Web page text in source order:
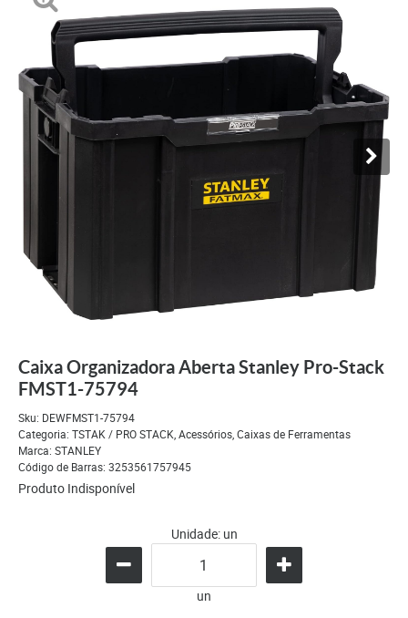
Caixa Organizadora Aberta Stanley Pro-Stack
FMST1-75794
Sku: DEWFMST1-75794
Categoria: TSTAK / PRO STACK,Acessórios,Caixas de Ferramentas
Marca: STANLEY
Código de Barras: 3253561757945
Produto Indisponível
Unidade: un
un